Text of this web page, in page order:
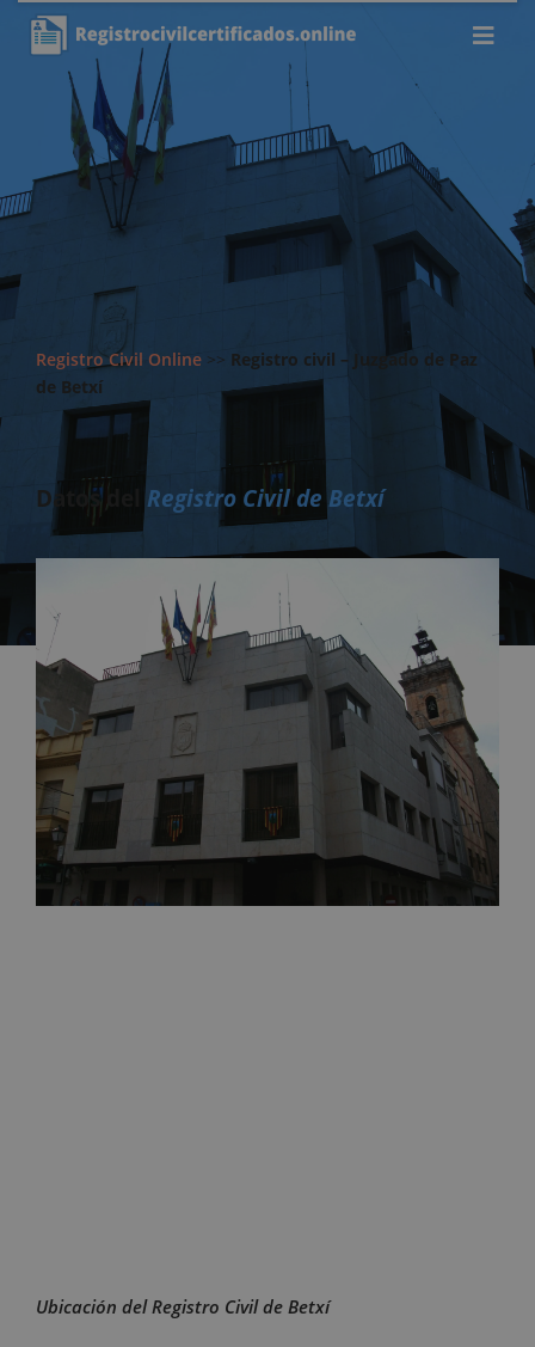
Registro Civil Online >> Registro civil – Juzgado de Paz
de Betxí
Datos delRegistro Civil de Betxí
Ubicación del Registro Civil de Betxí